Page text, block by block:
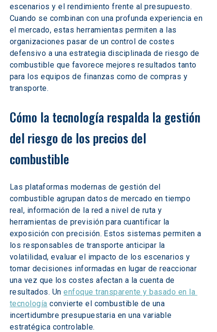
escenarios y el rendimiento frente al presupuesto.
Cuando se combinan con una profunda experiencia en
el mercado, estas herramientas permiten a las
organizaciones pasar de un control de costes
defensivo a una estrategia disciplinada de riesgo de
combustible que favorece mejores resultados tanto
para los equipos de finanzas como de compras y
transporte.
Cómo la tecnología respalda la gestión
del riesgo de los precios del
combustible
Las plataformas modernas de gestión del
combustible agrupan datos de mercado en tiempo
real, información de la red a nivel de ruta y
herramientas de previsión para cuantificar la
exposición con precisión. Estos sistemas permiten a
los responsables de transporte anticipar la
volatilidad, evaluar el impacto de los escenarios y
tomar decisiones informadas en lugar de reaccionar
una vez que los costes afectan a la cuenta de
resultados. Un enfoque transparente y basado en la
tecnología convierte el combustible de una
incertidumbre presupuestaria en una variable
estratégica controlable.